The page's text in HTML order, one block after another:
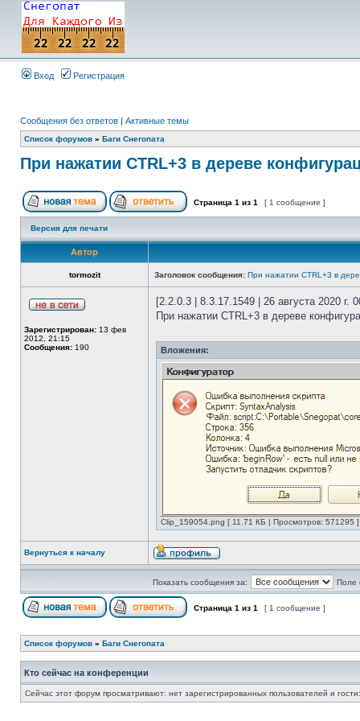
Вход Регистрация
Сообщения без ответов | Активные темы
Список форумов » Баги Снегопата
При нажатии CTRL+3 в дереве
Страница 1 из 1 [ 1 сообщение ]
Версия для печати
Автор
tormozit Заголовок сообщения: При нажатии CTRL+3 в
Зарегистрирован: 13 фев
2012, 21:15
Сообщения: 190
[2.2.0.3 | 8.3.17.1549 | 26 августа 2020 г.
При нажатии CTRL+3 в дереве
Вложения:
Clip_159054.png [ 11.71 КБ | Просмотров: 571295 ]
Вернуться к началу
Показать сообщения за: Поле
Страница 1 из 1 [ 1 сообщение ]
Список форумов » Баги Снегопата
Кто сейчас на конференции
Сейчас этот форум просматривают: нет зарегистрированных пользователей и